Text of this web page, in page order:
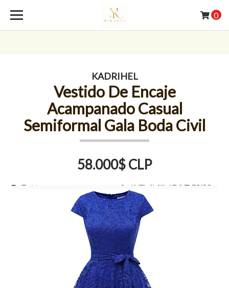
0
KADRIHEL
Vestido De Encaje
Acampanado Casual
Semiformal Gala Boda Civil
58.000$ CLP